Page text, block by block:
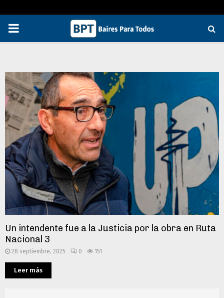
PRIMARY
Un intendente fue a la Justicia por la obra en Ruta
Nacional 3
28 septiembre, 2025 0 151
Leer más